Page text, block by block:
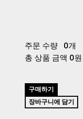
주문 수량 0개
총 상품 금액 0원
구매하기
장바구니에 담기